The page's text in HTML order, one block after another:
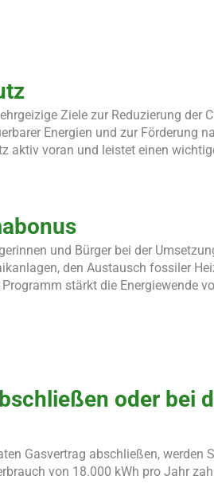
Ziele zur Reduzierung der
Energien und zur Förderung
voran und leistet einen
und Bürger bei der
den Austausch fossiler
stärkt die Energiewende
oder bei
Gasvertrag abschließen, werden
von 18.000 kWh pro Jahr